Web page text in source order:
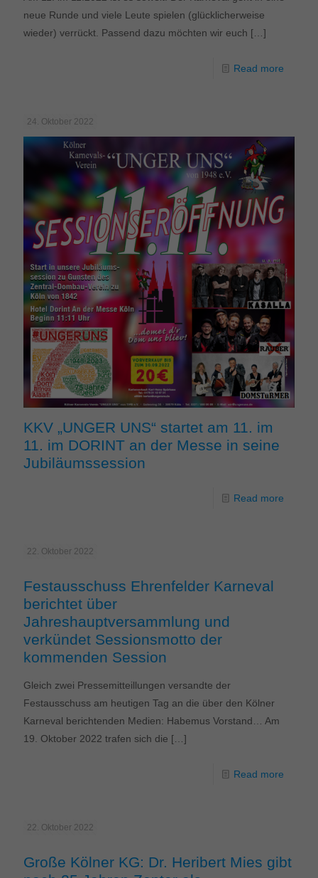
neue Runde und viele Leute spielen (glücklicherweise
wieder) verrückt. Passend dazu möchten wir euch […]
Read more
24. Oktober 2022
KKV „UNGER UNS“ startet am 11. im
11. im DORINT an der Messe in seine
Jubiläumssession
Read more
22. Oktober 2022
Festausschuss Ehrenfelder Karneval
berichtet über
Jahreshauptversammlung und
verkündet Sessionsmotto der
kommenden Session
Gleich zwei Pressemitteillungen versandte der
Festausschuss am heutigen Tag an die über den Kölner
Karneval berichtenden Medien: Habemus Vorstand… Am
19. Oktober 2022 trafen sich die […]
Read more
22. Oktober 2022
Große Kölner KG: Dr. Heribert Mies gibt